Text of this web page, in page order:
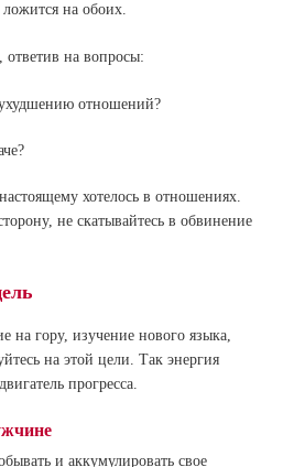
ложится на обоих.
на вопросы:
отношений?
хотелось в отношениях.
не скатывайтесь в обвинение
на гору, изучение нового языка,
на этой цели. Так энергия
прогресса.
и аккумулировать свое